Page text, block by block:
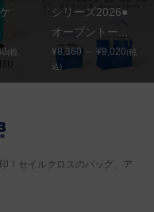
(税
シリーズ2026●
オープントー...
¥8,360 ～ ¥9,020(税
込)
！セイルクロスのバッグ、ア